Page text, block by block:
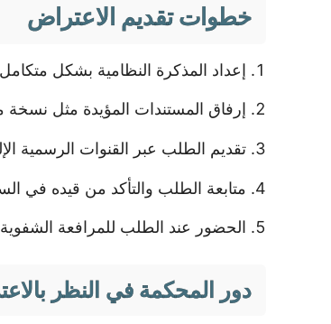
خطوات تقديم الاعتراض
إعداد المذكرة النظامية بشكل
إرفاق المستندات المؤيدة مثل
تقديم الطلب عبر القنوات الرسمية
متابعة الطلب والتأكد من قيده في
الحضور عند الطلب للمرافعة
دور المحكمة في النظر